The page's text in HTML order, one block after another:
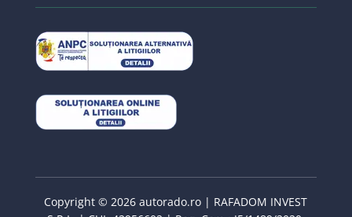
Copyright © 2026 autorado.ro | RAFADOM INVEST